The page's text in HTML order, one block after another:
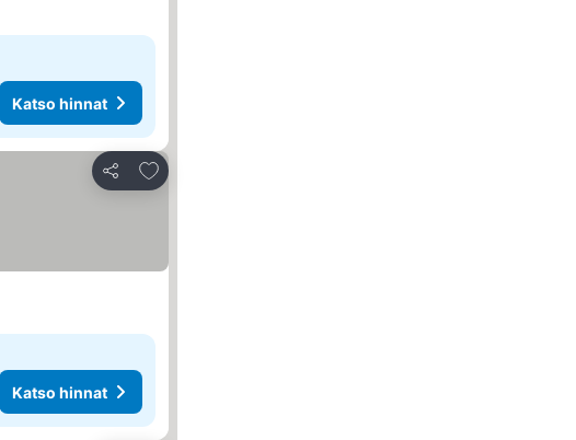
Katso hinnat
Jaa
Lisää suosikkeihin
Katso hinnat